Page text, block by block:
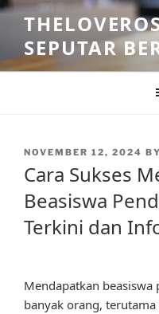
Skip
contentSEPUTAR
POSTED
NOVEMBER 12, 2024 BY
Cara Sukses
Beasiswa
Terkini dan
Mendapatkan
banyak orang,